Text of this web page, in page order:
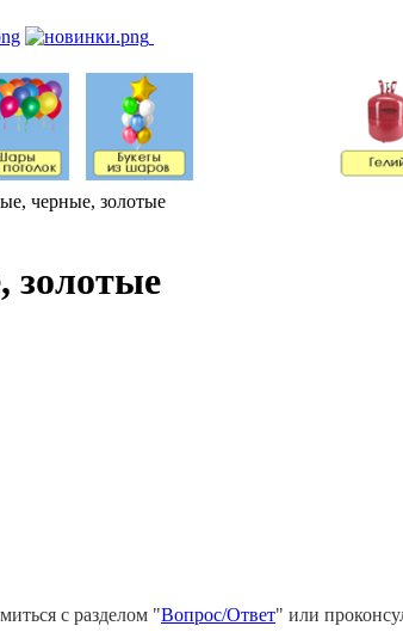
черные, золотые
с разделом "Вопрос/Ответ" или